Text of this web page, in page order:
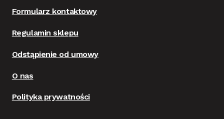
Formularz kontaktowy
Regulamin sklepu
Odstąpienie od umowy
O nas
Polityka prywatności